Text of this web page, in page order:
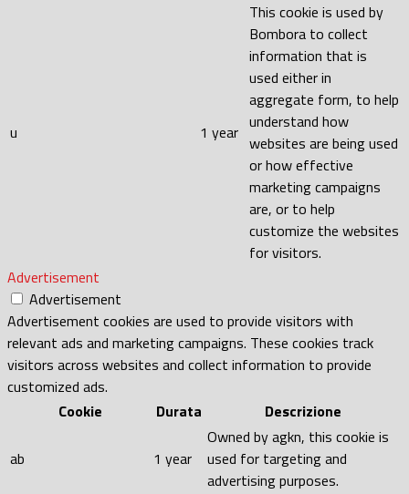
u 1 year
This cookie is used by
Bombora to collect
information that is
used either in
aggregate form, to help
understand how
websites are being used
or how effective
marketing campaigns
are, or to help
customize the websites
for visitors.
Advertisement
Advertisement
Advertisement cookies are used to provide visitors with
relevant ads and marketing campaigns. These cookies track
visitors across websites and collect information to provide
customized ads.
Cookie
Durata Descrizione
ab 1 year
Owned by agkn, this cookie is
used for targeting and
advertising purposes.